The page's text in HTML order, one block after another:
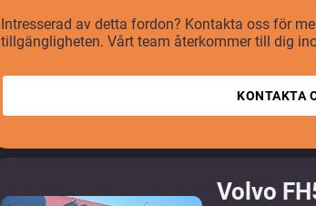
Intresserad av detta fordon? Kontakta oss för
tillgängligheten. Vårt team återkommer till dig
KONTAKTA
Volvo